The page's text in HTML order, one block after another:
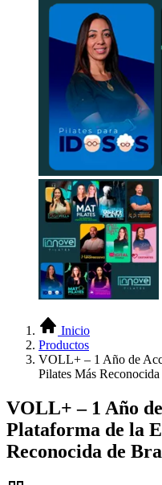
Inicio
Productos
VOLL+ – 1 Año de
Pilates Más
VOLL+ – 1 Año
Plataforma de la
Reconocida de